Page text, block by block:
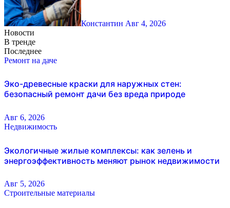
Константин Авг 4, 2026
Новости
В тренде
Последнее
Ремонт на даче
Эко-древесные краски для наружных стен:
безопасный ремонт дачи без вреда природе
Авг 6, 2026
Недвижимость
Экологичные жилые комплексы: как зелень и
энергоэффективность меняют рынок недвижимости
Авг 5, 2026
Строительные материалы